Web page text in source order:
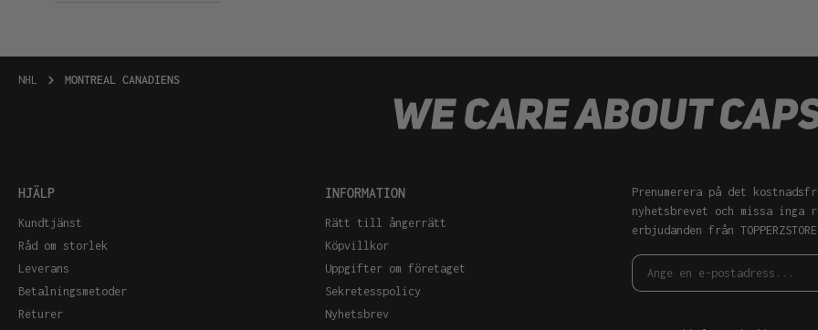
NHL MONTREAL CANADIENS
HJÄLP
Kundtjänst
Råd om storlek
Leverans
Betalningsmetoder
Returer
INFORMATION
Rätt till ångerrätt
Köpvillkor
Uppgifter om företaget
Sekretesspolicy
Nyhetsbrev
Prenumerera på det
nyhetsbrevet och missa inga
erbjudanden från